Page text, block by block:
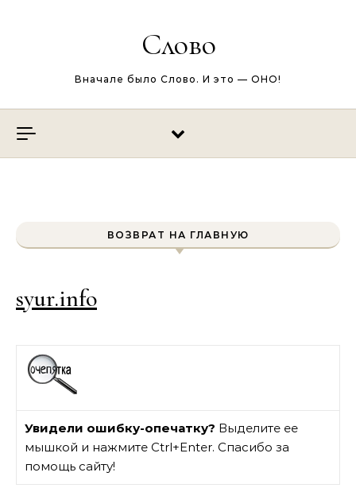
Слово
Вначале было Слово. И это — ОНО!
ВОЗВРАТ НА ГЛАВНУЮ
syur.info
Увидели ошибку-опечатку? Выделите ее
мышкой и нажмите Ctrl+Enter. Спасибо за
помощь сайту!